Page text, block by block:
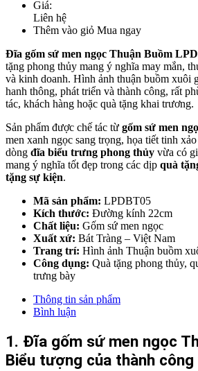
Giá:
Liên hệ
Thêm vào giỏ Mua ngay
Đĩa gốm sứ men ngọc Thuận Buồm
tặng phong thủy mang ý nghĩa may mắn,
và kinh doanh. Hình ảnh thuận buồm xuôi
hanh thông, phát triển và thành công, rất
tác, khách hàng hoặc quà tặng khai trương.
Sản phẩm được chế tác từ gốm sứ men
men xanh ngọc sang trọng, họa tiết tinh
dòng đĩa biểu trưng phong thủy vừa có
mang ý nghĩa tốt đẹp trong các dịp quà
tặng sự kiện.
Mã sản phẩm: LPDBT05
Kích thước: Đường kính 22cm
Chất liệu: Gốm sứ men ngọc
Xuất xứ: Bát Tràng – Việt Nam
Trang trí: Hình ảnh Thuận buồm
Công dụng: Quà tặng phong thủy,
trưng bày
Thông tin sản phẩm
Bình luận
1. Đĩa gốm sứ men ngọc
Biểu tượng của thành công